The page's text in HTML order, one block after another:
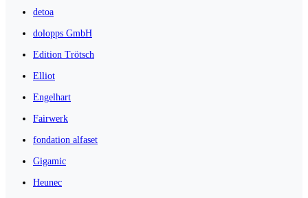
detoa
dolopps GmbH
Edition Trötsch
Elliot
Engelhart
Fairwerk
fondation alfaset
Gigamic
Heunec